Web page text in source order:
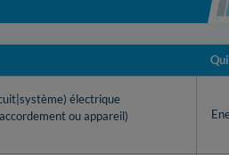
électrique
ou appareil)